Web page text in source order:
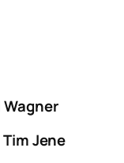
Jene